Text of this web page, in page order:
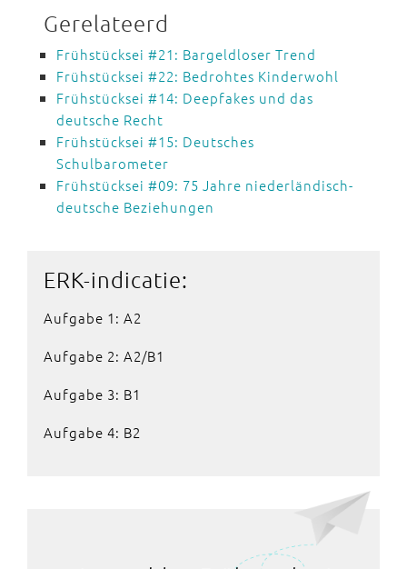
Gerelateerd
Frühstücksei #21: Bargeldloser Trend
Frühstücksei #22: Bedrohtes Kinderwohl
Frühstücksei #14: Deepfakes und das
deutsche Recht
Frühstücksei #15: Deutsches
Schulbarometer
Frühstücksei #09: 75 Jahre niederländisch-
deutsche Beziehungen
ERK-indicatie:
Aufgabe 1: A2
Aufgabe 2: A2/B1
Aufgabe 3: B1
Aufgabe 4: B2